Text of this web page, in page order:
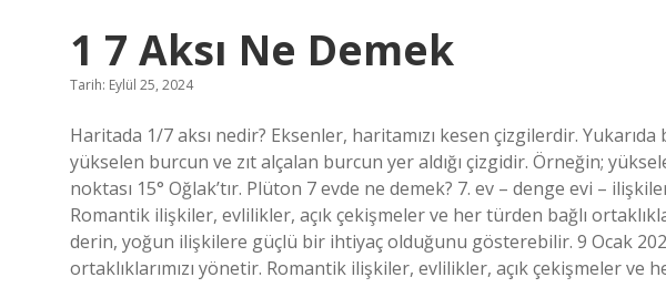
1 7 Aksı Ne Demek
Tarih: Eylül 25, 2024
Haritada 1/7 aksı nedir? Eksenler, haritamızı kesen çizgilerdir.
yükselen burcun ve zıt alçalan burcun yer aldığı çizgidir. Örneğin;
noktası 15° Oğlak’tır. Plüton 7 evde ne demek? 7. ev – denge evi –
Romantik ilişkiler, evlilikler, açık çekişmeler ve her türden bağlı
derin, yoğun ilişkilere güçlü bir ihtiyaç olduğunu gösterebilir. 9 Ocak
ortaklıklarımızı yönetir. Romantik ilişkiler, evlilikler, açık çekişmeler ve